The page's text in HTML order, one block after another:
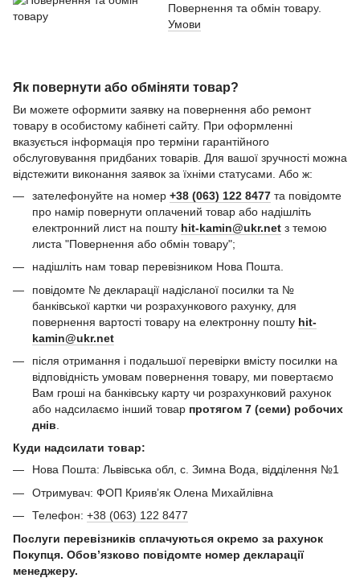
Повернення та обмін товару.
Умови
Як повернути або обміняти товар?
Ви можете оформити заявку на повернення або ремонт
товару в особистому кабінеті сайту. При оформленні
вказується інформація про терміни гарантійного
обслуговування придбаних товарів. Для вашої зручності можна
відстежити виконання заявок за їхніми статусами. Або ж:
зателефонуйте на номер +38 (063) 122 8477 та повідомте
про намір повернути оплачений товар або надішліть
електронний лист на пошту hit-kamin@ukr.net з темою
листа "Повернення або обмін товару";
надішліть нам товар перевізником Нова Пошта.
повідомте № декларації надісланої посилки та №
банківської картки чи розрахункового рахунку, для
повернення вартості товару на електронну пошту hit-
kamin@ukr.net
після отримання і подальшої перевірки вмісту посилки на
відповідність умовам повернення товару, ми повертаємо
Вам гроші на банківську карту чи розрахунковий рахунок
або надсилаємо інший товар протягом 7 (семи) робочих
днів
Куди надсилати товар:
Нова Пошта: Львівська обл, с. Зимна Вода, відділення №1
Отримувач: ФОП Криявʼяк Олена Михайлівна
Телефон: +38 (063) 122 8477
Послуги перевізників сплачуються окремо за рахунок
Покупця. Обов’язково повідомте номер декларації
менеджеру.